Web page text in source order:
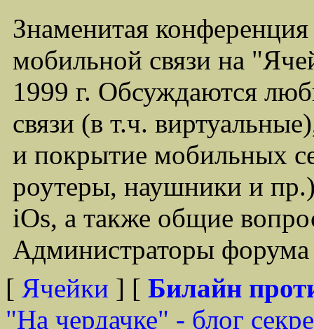
Знаменитая
мобильной связи на
1999 г. Обсуждаются
связи (в т.ч.
и покрытие мобильных
роутеры, наушники и
iOs, а также общие
Администраторы
[ Ячейки ] [ Билайн
"На чердачке" - блог